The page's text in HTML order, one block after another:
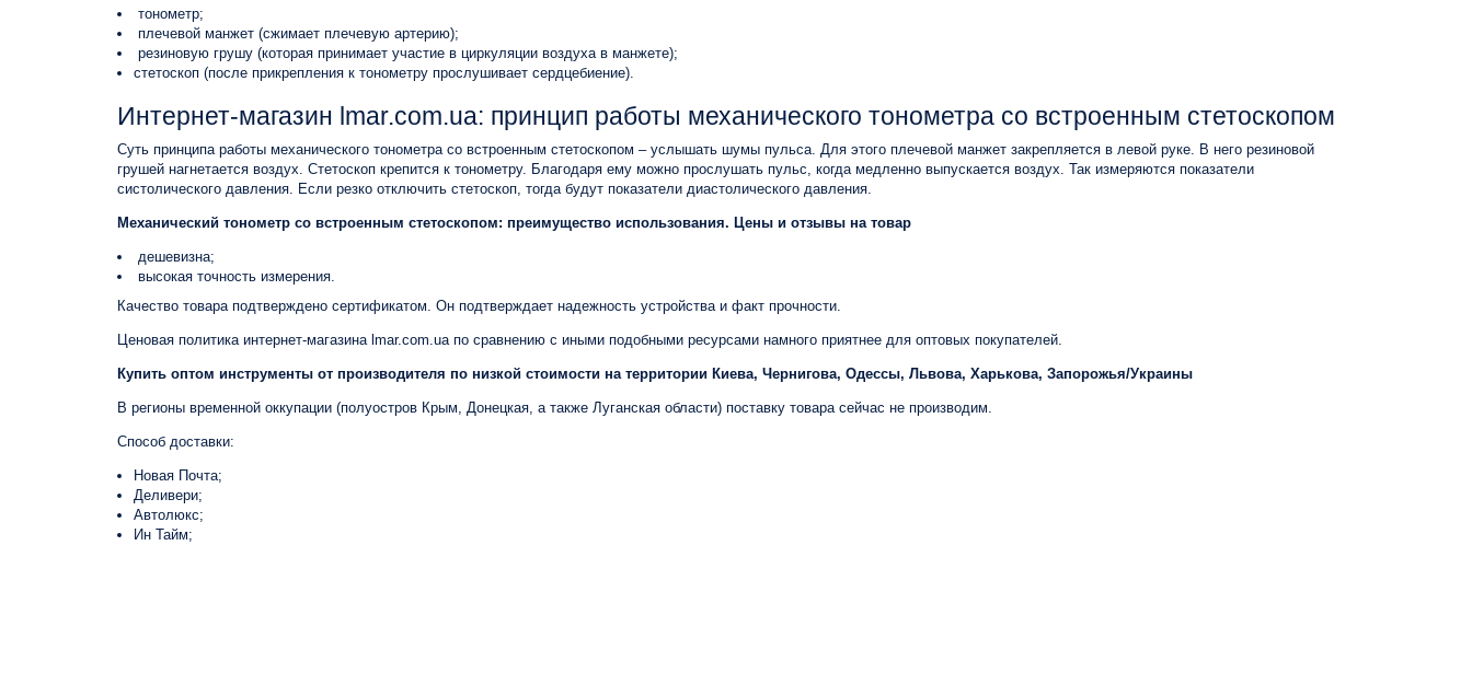
тонометр;
плечевой манжет (сжимает плечевую артерию);
резиновую грушу (которая принимает участие в циркуляции воздуха в манжете);
стетоскоп (после прикрепления к тонометру прослушивает сердцебиение).
Интернет-магазин lmar.com.ua: принцип работы механического тонометра со встроенным стетоскопом
Суть принципа работы механического тонометра со встроенным стетоскопом – услышать шумы пульса. Для этого плечевой манжет закрепляется в левой руке. В него резиновой
грушей нагнетается воздух. Стетоскоп крепится к тонометру. Благодаря ему можно прослушать пульс, когда медленно выпускается воздух. Так измеряются показатели
систолического давления. Если резко отключить стетоскоп, тогда будут показатели диастолического давления.
Механический тонометр со встроенным стетоскопом: преимущество использования. Цены и отзывы на товар
дешевизна;
высокая точность измерения.
Качество товара подтверждено сертификатом. Он подтверждает надежность устройства и факт прочности.
Ценовая политика интернет-магазина lmar.com.ua по сравнению с иными подобными ресурсами намного приятнее для оптовых покупателей.
Купить оптом инструменты от производителя по низкой стоимости на территории Киева, Чернигова, Одессы, Львова, Харькова, Запорожья/Украины
В регионы временной оккупации (полуостров Крым, Донецкая, а также Луганская области) поставку товара сейчас не производим.
Способ доставки:
Новая Почта;
Деливери;
Автолюкс;
Ин Тайм;